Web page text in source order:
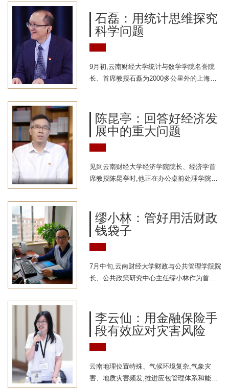
石磊：用统计思维探究
科学问题
9月初,云南财经大学统计与数学学院名誉院
长、首席教授石磊为2000多公里外的上海第
交叉科学研究》为题,介绍了自己在统计学与
生态学的交叉研究、数据驱动行为决策、实
验及方法等方面的最新研究成果,并分享了自
引进的首位全职首席教授,挑起了学校统计与
数学学院建设发展的担子。...
陈昆亭：回答好经济发
展中的重大问题
见到云南财经大学经济学院院长、经济学首
席教授陈昆亭时,他正在办公桌前处理学院的
研究的学者。其关于工业革命和大分流问题
研究、一致增长理论研究丰富了国内增长理
论领域的研究思路、方法和结果,代表国内最
缪小林：管好用活财政
钱袋子
7月中旬,云南财经大学财政与公共管理学院院
长、公共政策研究中心主任缪小林作为首席
立项，这一项目的成功立项,将为学校公共管
理学科的发展和博士点申报工作起到夯基垒
台、立柱架梁的重要作用。今年,已经是这
人他长期从事财政与公共管理问题研究,近年
来围绕地方政府债务风险与财政安全、...
李云仙：用金融保险手
段有效应对灾害风险
云南地理位置特殊、气候环境复杂,气象灾
害、地质灾害频发,推进应包管理体系和能力